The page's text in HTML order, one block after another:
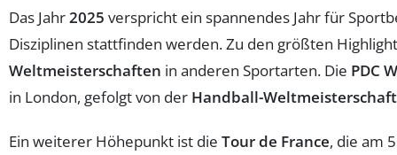
Das Jahr2025 verspricht ein spannendes Jahr für
Disziplinen stattfinden werden. Zu den größten
Weltmeisterschaften in anderen Sportarten. Die PDC
in London, gefolgt von der Handball-Weltmeisterschaft
Ein weiterer Höhepunkt ist die Tour de France, die am